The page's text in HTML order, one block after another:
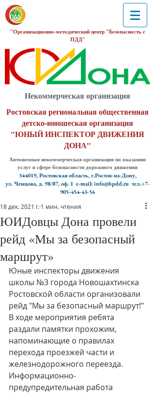
"Организационно-методический центр "Безопасность с
ПДД"
Некоммерческая организация
Ростовская региональная общественная
детско-юношеская организация
"ЮНЫЙ ИНСПЕКТОР ДВИЖЕНИЯ
ДОНА"
Автономная некоммерческая организация по оказанию
услуг в сфере безопасности дорожного движения
344019, Ростовская область, г.Ростов-на-Дону,
ул. Ченцова, д. 98/87, оф. 1 e-mail: info@bpdd.ru тел.+7-
905-454-43-56
ЮИДовцы Дона провели
рейд «Мы за безопасный
маршрут»
18 дек. 2021 г. 1 мин. чтения
Юные инспекторы движения
школы №3 города Новошахтинска
Ростовской области организовали
рейд "Мы за безопасный маршрут!"
В ходе мероприятия ребята
раздали памятки прохожим,
напоминающие о правилах
перехода проезжей части и
железнодорожного переезда.
Информационно-
предупредительная работа